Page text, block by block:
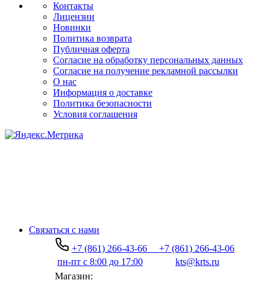
Контакты
Лицензии
Новинки
Политика возврата
Публичная оферта
Согласие на обработку персональных данных
Согласие на получение рекламной рассылки
О нас
Информация о доставке
Политика безопасности
Условия соглашения
Связаться с нами
+7 (861) 266-43-66
+7 (861) 266-43-06
пн-пт с 8:00 до 17:00
kts@krts.ru
Магазин: